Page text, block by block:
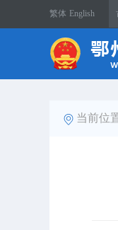
繁体 English
当前位